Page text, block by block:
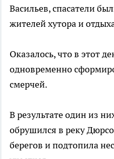
Васильев, спасатели
жителей хутора и
Оказалось, что в этот
одновременно
смерчей.
В результате один из
обрушился в реку
берегов и подтопила